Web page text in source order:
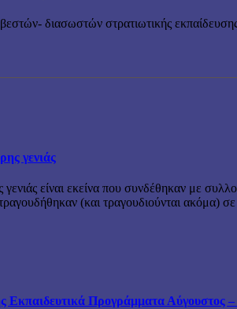
διασωστών στρατιωτικής
γενιάς
είναι εκείνα που συνδέθηκαν με
(και τραγουδιούνται ακόμα)
Προγράμματα Αύγουστος –